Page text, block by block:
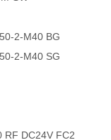
2-M40 BG
2-M40 SG
RF DC24V FC2